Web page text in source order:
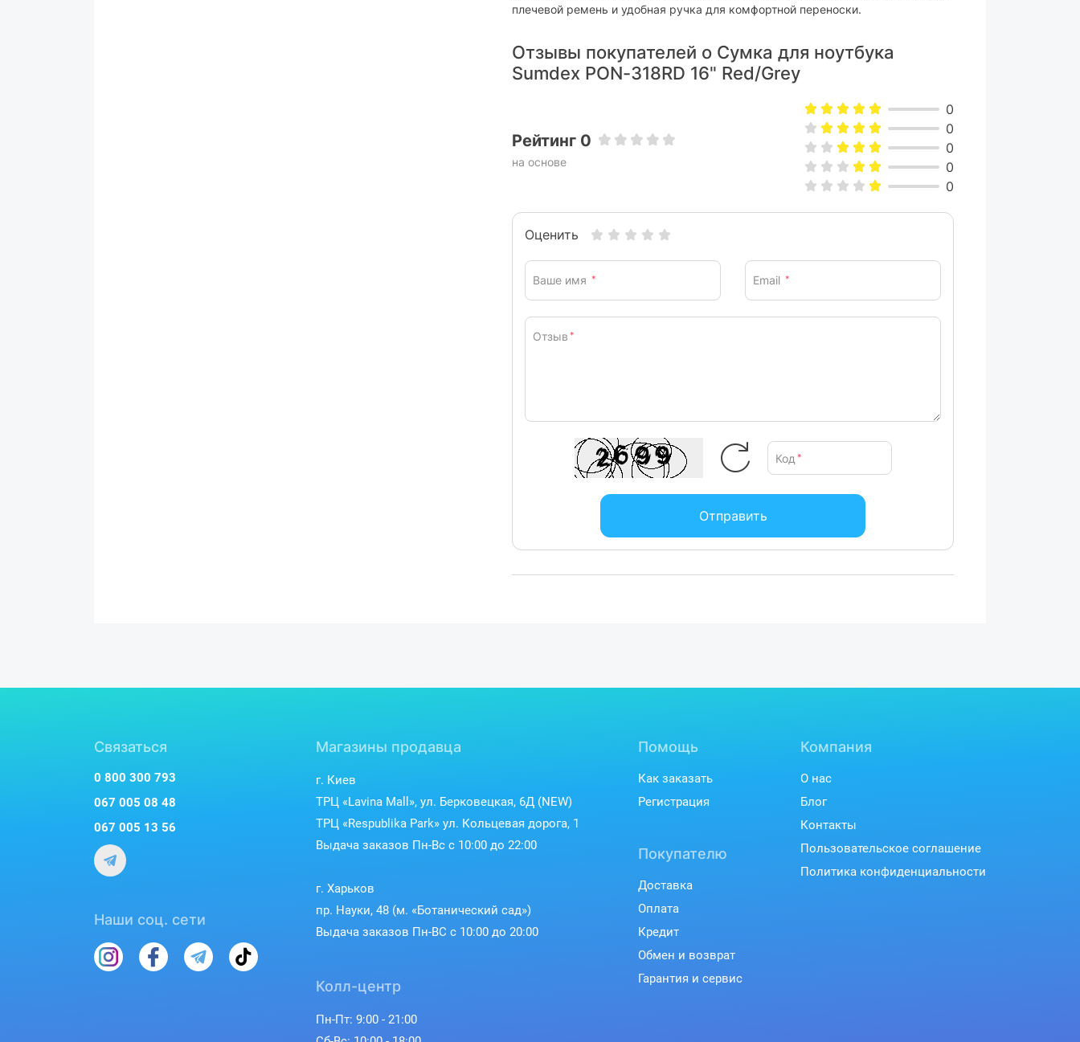
плечевой ремень и удобная ручка для комфортной переноски.
Отзывы покупателей о Сумка для ноутбука
Sumdex PON-318RD 16" Red/Grey
Рейтинг 0
на основе
0
0
0
0
0
Оценить
Ваше имя * Email *
Отзыв *
Код *
Отправить
Связаться
0 800 300 793
067 005 08 48
067 005 13 56
Наши соц. сети
Магазины продавца
г. Киев
ТРЦ «Lavina Mall», ул. Берковецкая, 6Д (NEW)
ТРЦ «Respublika Park» ул. Кольцевая дорога, 1
Выдача заказов Пн-Вс с 10:00 до 22:00
г. Харьков
пр. Науки, 48 (м. «Ботанический сад»)
Выдача заказов Пн-ВС с 10:00 до 20:00
Колл-центр
Пн-Пт: 9:00 - 21:00
Помощь
Как заказать
Регистрация
Покупателю
Доставка
Оплата
Кредит
Обмен и возврат
Гарантия и сервис
Компания
О нас
Блог
Контакты
Пользовательское соглашение
Политика конфиденциальности